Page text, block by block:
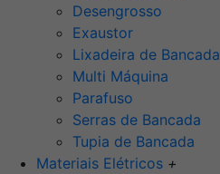
Desengrosso
Exaustor
Lixadeira de Bancada
Multi Máquina
Parafuso
Serras de Bancada
Tupia de Bancada
Materiais Elétricos +